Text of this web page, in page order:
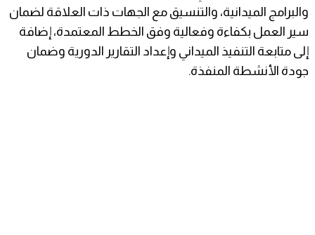
والبرامج الميدانية، والتنسيق مع الجهات ذات العلاقة لضمان
سير العمل بكفاءة وفعالية وفق الخطط المعتمدة، إضافة
إلى متابعة التنفيذ الميداني وإعداد التقارير الدورية وضمان
جودة الأنشطة المنفذة.